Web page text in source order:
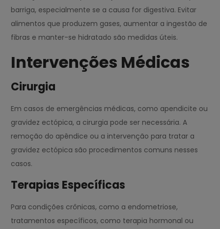
barriga, especialmente se a causa for digestiva. Evitar
alimentos que produzem gases, aumentar a ingestão de
fibras e manter-se hidratado são medidas úteis.
Intervenções Médicas
Cirurgia
Em casos de emergências médicas, como apendicite ou
gravidez ectópica, a cirurgia pode ser necessária. A
remoção do apêndice ou a intervenção para tratar a
gravidez ectópica são procedimentos comuns nesses
casos.
Terapias Específicas
Para condições crônicas, como a endometriose,
tratamentos específicos, como terapia hormonal ou